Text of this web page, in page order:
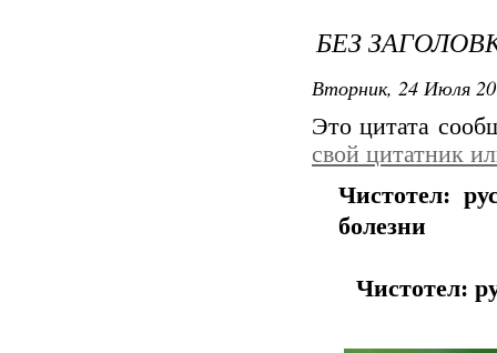
БЕЗ
Вторник, 24 Июля
Это цитата
свой цитатник
Чистотел:
болезни
Чистотел: